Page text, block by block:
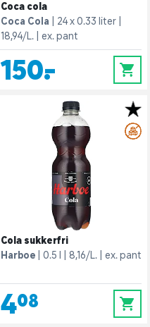
Coca cola
Coca Cola
24 x 0.33 liter
18,94/L.
ex. pant
150,- 0
Cola sukkerfri
Harboe
0.5 l 8,16/L. ex. pant
4,08 0